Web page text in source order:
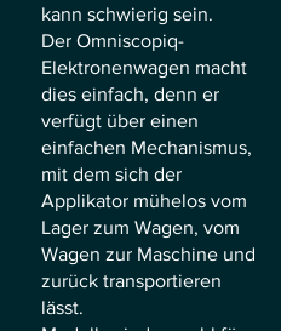
kann schwierig sein.
Der Omniscopiq-
Elektronenwagen macht
dies einfach, denn er
verfügt über einen
einfachen Mechanismus,
mit dem sich der
Applikator mühelos vom
Lager zum Wagen, vom
Wagen zur Maschine und
zurück transportieren
lässt.